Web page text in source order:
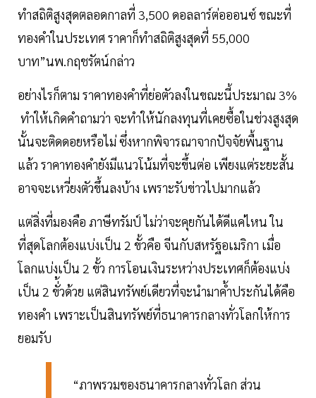
ทำสถิติสูงสุดตลอดกาลที่ 3,500 ดอลลาร์ต่อออนซ์ ขณะที่
ทองคำในประเทศ ราคาก็ทำสถิติสูงสุดที่ 55,000
บาท”นพ.กฤชรัตน์กล่าว
อย่างไรก็ตาม ราคาทองคำที่ย่อตัวลงในขณะนี้ประมาณ 3%
ทำให้เกิดคำถามว่า จะทำให้นักลงทุนที่เคยซื้อในช่วงสูงสุด
นั้นจะติดดอยหรือไม่ ซึ่งหากพิจารณาจากปัจจัยพื้นฐาน
แล้ว ราคาทองคำยังมีแนวโน้มที่จะขึ้นต่อ เพียงแต่ระยะสั้น
อาจจะเหวี่ยงตัวขึ้นลงบ้าง เพราะรับข่าวไปมากแล้ว
แต่สิ่งที่มองคือ ภาษีทรัมป์ ไม่ว่าจะคุยกันได้ดีแค่ไหน ใน
ที่สุดโลกต้องแบ่งเป็น 2 ขั้วคือ จีนกับสหรัฐอเมริกา เมื่อ
โลกแบ่งเป็น 2 ขั้ว การโอนเงินระหว่างประเทศก็ต้องแบ่ง
เป็น 2 ขั่้วด้วย แต่สินทรัพย์เดียวที่จะนำมาค้ำประกันได้คือ
ทองคำ เพราะเป็นสินทรัพย์ที่ธนาคารกลางทั่วโลกให้การ
ยอมรับ
“ภาพรวมของธนาคารกลางทั่วโลก ส่วน